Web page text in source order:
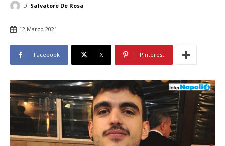
Di Salvatore De Rosa
12 Marzo 2021
Facebook X Pinterest